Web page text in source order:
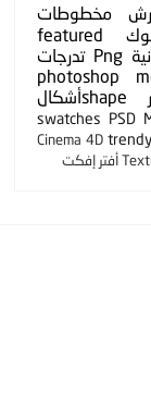
مخطوطات
featured
Png تدرجات
photoshop
shapeأشكال
PSD
swatches
trendy
Cinema 4D
أفتر إفكت